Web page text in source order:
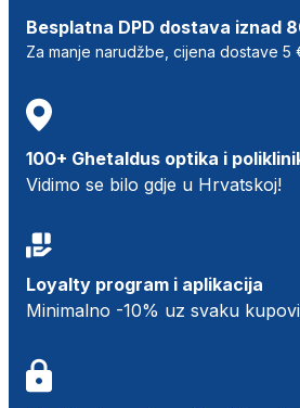
Besplatna DPD dostava iznad
Za manje narudžbe, cijena dostave 5
100+ Ghetaldus optika i
Vidimo se bilo gdje u Hrvatskoj!
Loyalty program i aplikacija
Minimalno -10% uz svaku